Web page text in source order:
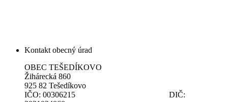
Kontakt obecný úrad
OBEC TEŠEDÍKOVO
Žihárecká 860
925 82 Tešedíkovo
IČO: 00306215 DIČ: